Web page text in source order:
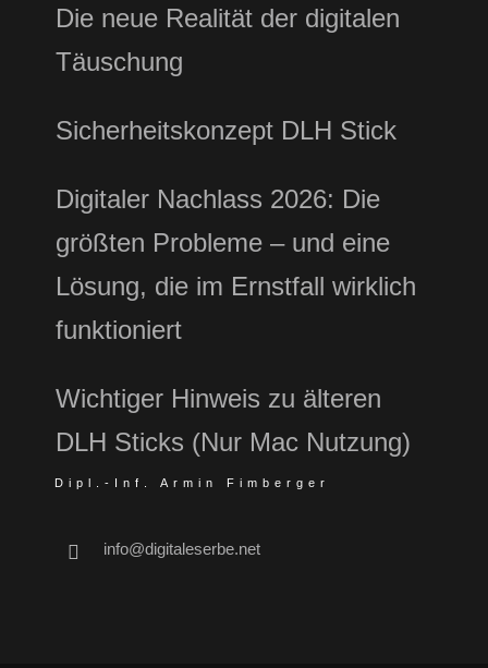
Die neue Realität der digitalen
Täuschung
Sicherheitskonzept DLH Stick
Digitaler Nachlass 2026: Die
größten Probleme – und eine
Lösung, die im Ernstfall wirklich
funktioniert
Wichtiger Hinweis zu älteren
DLH Sticks (Nur Mac Nutzung)
Dipl.-Inf. Armin Fimberger
info@digitaleserbe.net